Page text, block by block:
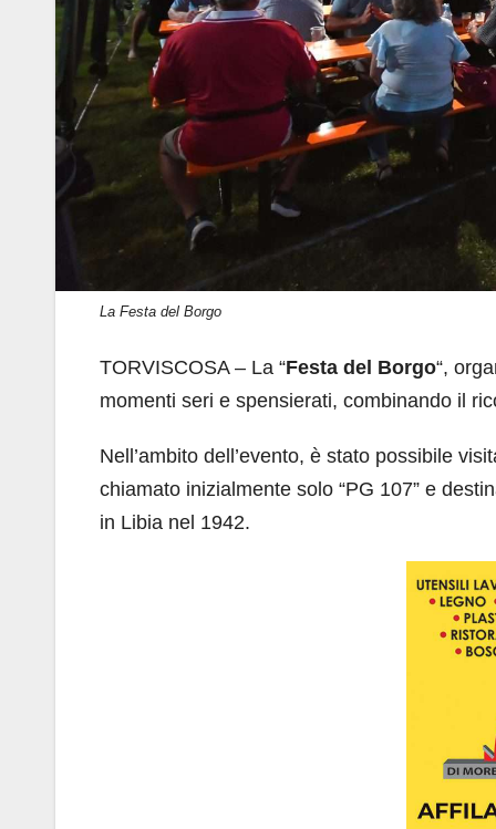
La Festa del Borgo
TORVISCOSA – La “Festa del Borgo“,
momenti seri e spensierati, combinando il
Nell’ambito dell’evento, è stato possibile
chiamato inizialmente solo “PG 107” e
in Libia nel 1942.